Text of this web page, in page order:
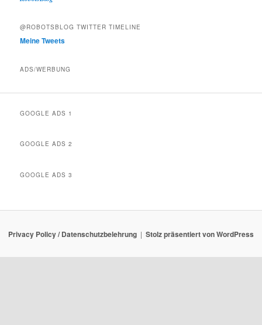
@ROBOTSBLOG TWITTER TIMELINE
Meine Tweets
ADS/WERBUNG
GOOGLE ADS 1
GOOGLE ADS 2
GOOGLE ADS 3
Privacy Policy / Datenschutzbelehrung Stolz präsentiert von WordPress